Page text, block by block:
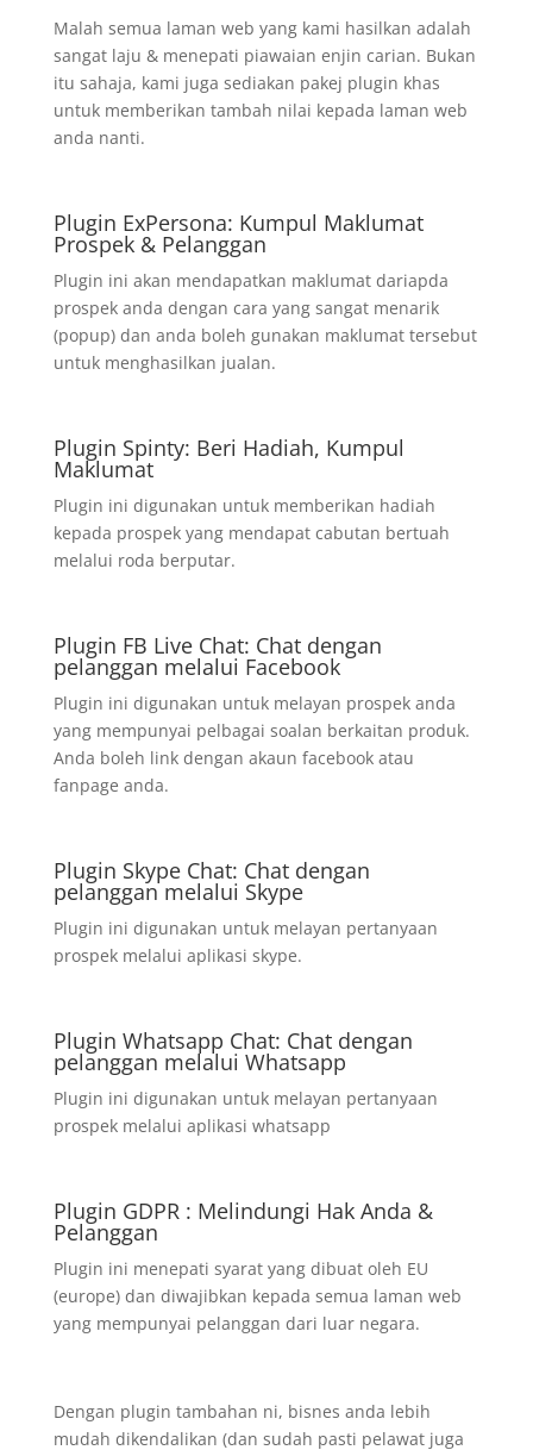
Malah semua laman web yang kami hasilkan adalah
sangat laju & menepati piawaian enjin carian. Bukan
itu sahaja, kami juga sediakan pakej plugin khas
untuk memberikan tambah nilai kepada laman web
anda nanti.
Plugin ExPersona: Kumpul Maklumat
Prospek & Pelanggan
Plugin ini akan mendapatkan maklumat dariapda
prospek anda dengan cara yang sangat menarik
(popup) dan anda boleh gunakan maklumat tersebut
untuk menghasilkan jualan.
Plugin Spinty: Beri Hadiah, Kumpul
Maklumat
Plugin ini digunakan untuk memberikan hadiah
kepada prospek yang mendapat cabutan bertuah
melalui roda berputar.
Plugin FB Live Chat: Chat dengan
pelanggan melalui Facebook
Plugin ini digunakan untuk melayan prospek anda
yang mempunyai pelbagai soalan berkaitan produk.
Anda boleh link dengan akaun facebook atau
fanpage anda.
Plugin Skype Chat: Chat dengan
pelanggan melalui Skype
Plugin ini digunakan untuk melayan pertanyaan
prospek melalui aplikasi skype.
Plugin Whatsapp Chat: Chat dengan
pelanggan melalui Whatsapp
Plugin ini digunakan untuk melayan pertanyaan
prospek melalui aplikasi whatsapp
Plugin GDPR : Melindungi Hak Anda &
Pelanggan
Plugin ini menepati syarat yang dibuat oleh EU
(europe) dan diwajibkan kepada semua laman web
yang mempunyai pelanggan dari luar negara.
Dengan plugin tambahan ni, bisnes anda lebih
mudah dikendalikan (dan sudah pasti pelawat juga